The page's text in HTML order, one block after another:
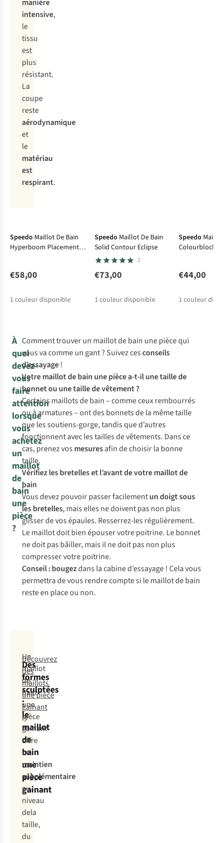
manière
intensive,
le
tissu
est
plus
résistant.
La
coupe
reste
aérodynamique
et
le
matériau
est
respirant.
Speedo Maillot De Bain
Hyperboom Placement
€58,00
1 couleur disponible
Speedo Maillot De Bain
Solid Contour Eclipse
2
€73,00
1 couleur disponible
Speedo
Colourblock
€44,00
1 couleur
À
quoi
devez-
vous
faire
attention
lorsque
vous
achetez
un
maillot
de
bain
une
pièce
?
Comment trouver un maillot de bain une pièce qui
vous va comme un gant ? Suivez cesconseils
d’essayage!
Votre maillot de bain une pièce a-t-il une taille de
bonnet ou une taille de vêtement ?
Certains maillots de bain – comme ceux rembourrés
ou à armatures – ont des bonnets de la même taille
que les soutiens-gorge, tandis que d’autres
fonctionnent avec les tailles de vêtements. Dans ce
cas, prenez vos mesuresafin de choisir la bonne
taille.
Vérifiez les bretelles et l’avant de votre maillot de
bain
Vous devez pouvoir passer facilementun doigt sous
les bretelles, mais elles ne doivent pas non plus
glisser de vos épaules. Resserrez-les régulièrement.
Le maillot doit bien épouser votre poitrine. Le bonnet
ne doit pas bâiller, mais il ne doit pas non plus
compresser votre poitrine.
Conseil :bougezdans la cabine d’essayage ! Cela vous
permettra de vous rendre compte si le maillot de bain
reste en place ou non.
Des
formes
sculptées
:
le
maillot
de
bain
une
pièce
gainant
Un
maillot
de
bain
une
pièce
gainant
offre
un
maintien
supplémentaire
au
niveau
dela
taille,
du
Découvrez
des
maillots
une pièce
gainant